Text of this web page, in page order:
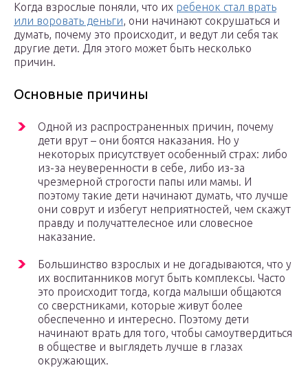
Когда взрослые поняли, что их ребенок стал врать
или воровать деньги, они начинают сокрушаться и
думать, почему это происходит, и ведут ли себя так
другие дети. Для этого может быть несколько
причин.
Основные причины
Одной из распространенных причин, почему
дети врут – они боятся наказания. Но у
некоторых присутствует особенный страх: либо
из-за неуверенности в себе, либо из-за
чрезмерной строгости папы или мамы. И
поэтому такие дети начинают думать, что лучше
они соврут и избегут неприятностей, чем скажут
правду и получаттелесное или словесное
наказание.
Большинство взрослых и не догадываются, что у
их воспитанников могут быть комплексы. Часто
это происходит тогда, когда малыши общаются
со сверстниками, которые живут более
обеспеченно и интересно. Поэтому дети
начинают врать для того, чтобы самоутвердиться
в обществе и выглядеть лучше в глазах
окружающих.